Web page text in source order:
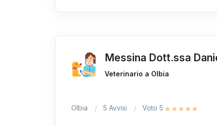
Messina Dott.ssa
Veterinario a Olbia
Olbia 5 Avvisi Voto 5